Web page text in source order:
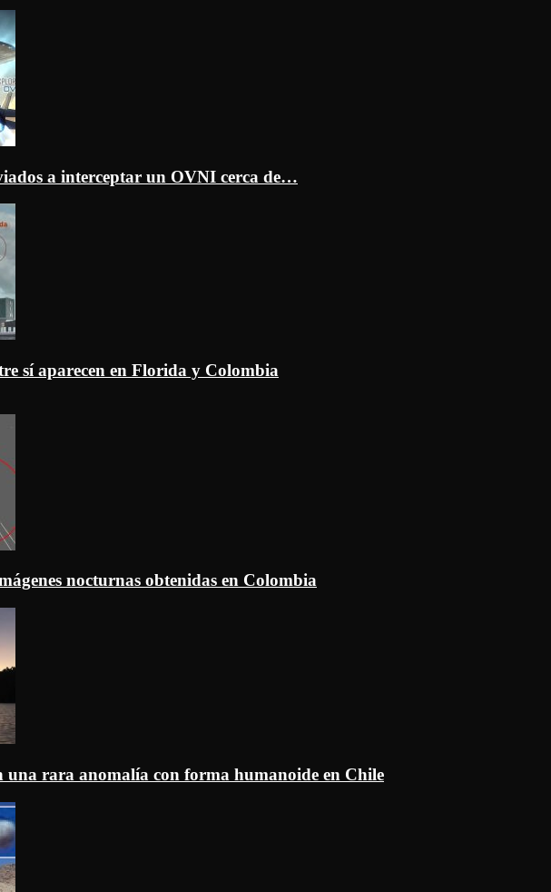
a interceptar un OVNI cerca de…
sí aparecen en Florida y Colombia
nocturnas obtenidas en Colombia
una rara anomalía con forma humanoide en Chile